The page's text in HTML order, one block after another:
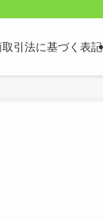
引法に基づく表記